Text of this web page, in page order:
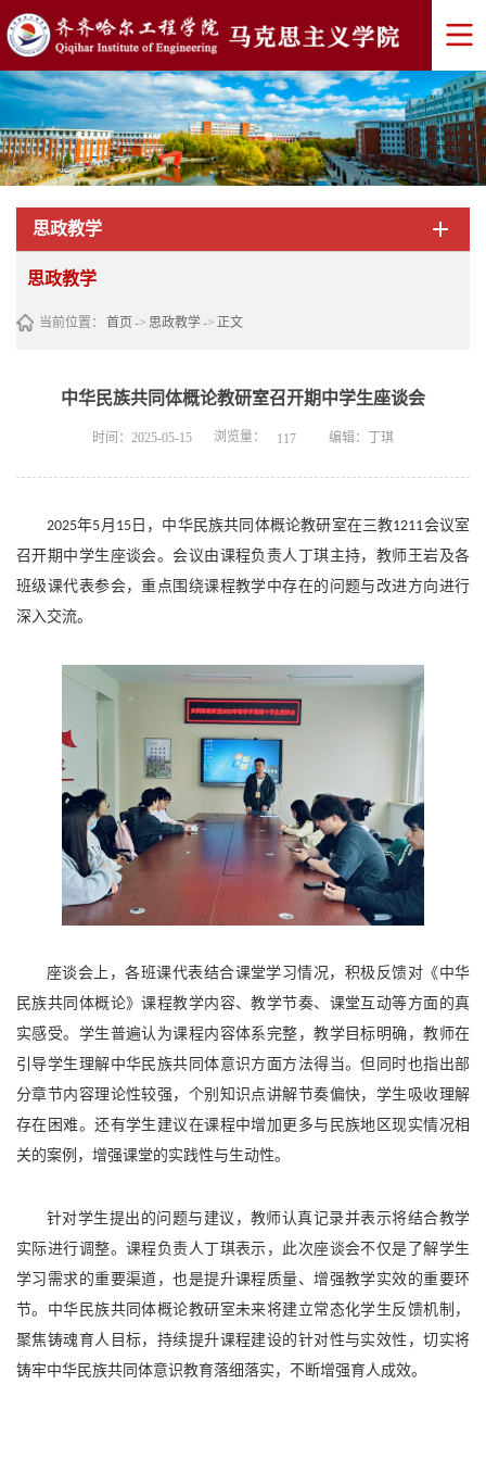
思政教学
思政教学
当前位置： 首页 -> 思政教学-> 正文
中华民族共同体概论教研室召开期中学生座谈会
时间：2025-05-15 浏览量： 117 编辑：丁琪
2025年5 月 15日，中华民族共同体概论教研室在三教1211会议室
召开期中学生座谈会。会议由课程负责人丁琪主持，教师王岩及各
班级课代表参会，重点围绕课程教学中存在的问题与改进方向进行
深入交流。
座谈会上，各班课代表结合课堂学习情况，积极反馈对《中华
民族共同体概论》课程教学内容、教学节奏、课堂互动等方面的真
实感受。学生普遍认为课程内容体系完整，教学目标明确，教师在
引导学生理解中华民族共同体意识方面方法得当。但同时也指出部
分章节内容理论性较强，个别知识点讲解节奏偏快，学生吸收理解
存在困难。还有学生建议在课程中增加更多与民族地区现实情况相
关的案例，增强课堂的实践性与生动性。
针对学生提出的问题与建议，教师认真记录并表示将结合教学
实际进行调整。课程负责人丁琪表示，此次座谈会不仅是了解学生
学习需求的重要渠道，也是提升课程质量、增强教学实效的重要环
节。中华民族共同体概论教研室未来将建立常态化学生反馈机制，
聚焦铸魂育人目标，持续提升课程建设的针对性与实效性，切实将
铸牢中华民族共同体意识教育落细落实，不断增强育人成效。